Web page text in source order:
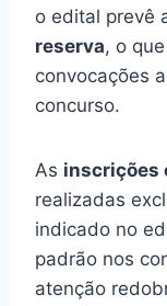
o edital prevê
reserva, o
convocações
concurso.
As inscrições
realizadas
indicado no
padrão nos
atenção